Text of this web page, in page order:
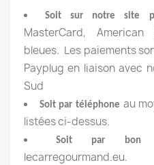
Soit sur notre site
MasterCard,
bleues. Les paiements
Payplug en liaison avec
Sud
Soit par téléphone au
listées ci-dessus.
Soit par bon
lecarregourmand.eu.